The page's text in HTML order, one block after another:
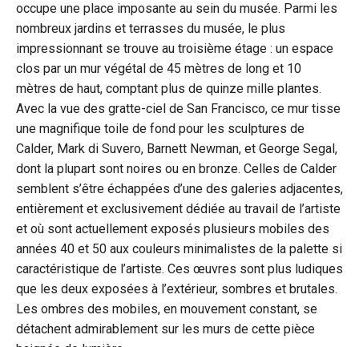
occupe une place imposante au sein du musée. Parmi les
nombreux jardins et terrasses du musée, le plus
impressionnant se trouve au troisième étage : un espace
clos par un mur végétal de 45 mètres de long et 10
mètres de haut, comptant plus de quinze mille plantes.
Avec la vue des gratte-ciel de San Francisco, ce mur tisse
une magnifique toile de fond pour les sculptures de
Calder, Mark di Suvero, Barnett Newman, et George Segal,
dont la plupart sont noires ou en bronze. Celles de Calder
semblent s’être échappées d’une des galeries adjacentes,
entièrement et exclusivement dédiée au travail de l’artiste
et où sont actuellement exposés plusieurs mobiles des
années 40 et 50 aux couleurs minimalistes de la palette si
caractéristique de l’artiste. Ces œuvres sont plus ludiques
que les deux exposées à l’extérieur, sombres et brutales.
Les ombres des mobiles, en mouvement constant, se
détachent admirablement sur les murs de cette pièce